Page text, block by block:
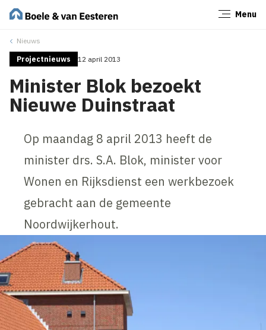
Menu
Nieuws
Projectnieuws 12 april 2013
Minister Blok bezoekt
Nieuwe Duinstraat
Op maandag 8 april 2013 heeft de
minister drs. S.A. Blok, minister voor
Wonen en Rijksdienst een werkbezoek
gebracht aan de gemeente
Noordwijkerhout.
Sluiten